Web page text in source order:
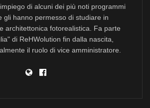
di alcuni dei più noti programmi
gli hanno permesso di studiare in
architettonica fotorealistica. Fa parte
di ReHWolution fin dalla nascita,
il ruolo di vice amministratore.